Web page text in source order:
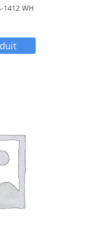
1412 WH